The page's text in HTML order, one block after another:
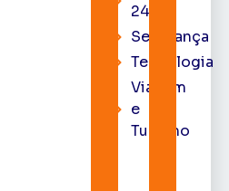
24h
Segurança
Tecnologia
Viagem
e
Turismo